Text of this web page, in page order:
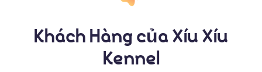
Khách Hàng của Xíu Xíu
Kennel